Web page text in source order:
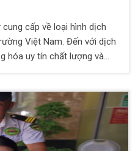
cấp về loại hình dịch
Việt Nam. Đến với dịch
hóa uy tín chất lượng và
ra trong quá trình vận
được độ an toàn cho hàng